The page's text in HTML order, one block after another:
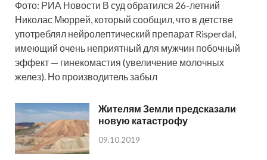
Фото: РИА Новости В суд обратился 26-летний
Николас Мюррей, который сообщил, что в детстве
употреблял нейролептический препарат Risperdal,
имеющий очень неприятный для мужчин побочный
эффект — гинекомастия (увеличение молочных
желез). Но производитель забыл
Жителям Земли предсказали
новую катастрофу
09.10.2019